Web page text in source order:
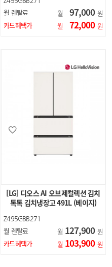
월 렌탈료 월 97,000 원
카드혜택가
월 72,000 원
[LG] 디오스 AI 오브제컬렉션 김치
톡톡 김치냉장고 491L (베이지)
Z495GBB271
월 렌탈료 월 127,900 원
카드혜택가
월 103,900 원